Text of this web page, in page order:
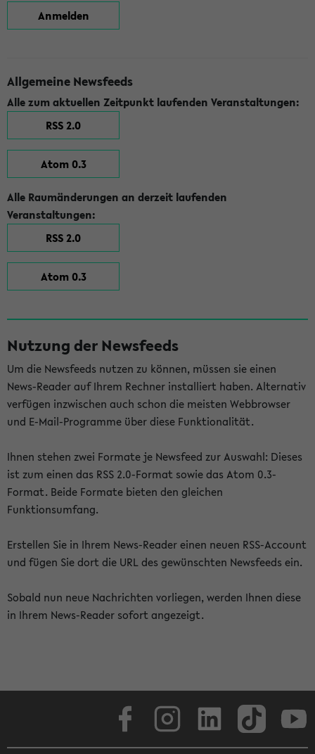
Anmelden
Allgemeine Newsfeeds
Alle zum aktuellen Zeitpunkt laufenden Veranstaltungen:
RSS 2.0
Atom 0.3
Alle Raumänderungen an derzeit laufenden
Veranstaltungen:
RSS 2.0
Atom 0.3
Nutzung der Newsfeeds
Um die Newsfeeds nutzen zu können, müssen sie einen
News-Reader auf Ihrem Rechner installiert haben. Alternativ
verfügen inzwischen auch schon die meisten Webbrowser
und E-Mail-Programme über diese Funktionalität.
Ihnen stehen zwei Formate je Newsfeed zur Auswahl: Dieses
ist zum einen das RSS 2.0-Format sowie das Atom 0.3-
Format. Beide Formate bieten den gleichen
Funktionsumfang.
Erstellen Sie in Ihrem News-Reader einen neuen RSS-Account
und fügen Sie dort die URL des gewünschten Newsfeeds ein.
Sobald nun neue Nachrichten vorliegen, werden Ihnen diese
in Ihrem News-Reader sofort angezeigt.